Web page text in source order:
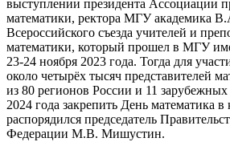
выступлении президента Ассоциации
математики, ректора МГУ академика
Всероссийского съезда учителей и
математики, который прошел в МГУ
23-24 ноября 2023 года. Тогда для
около четырёх тысяч представителей
из 80 регионов России и 11
2024 года закрепить День математика в
распорядился председатель
Федерации М.В. Мишустин.